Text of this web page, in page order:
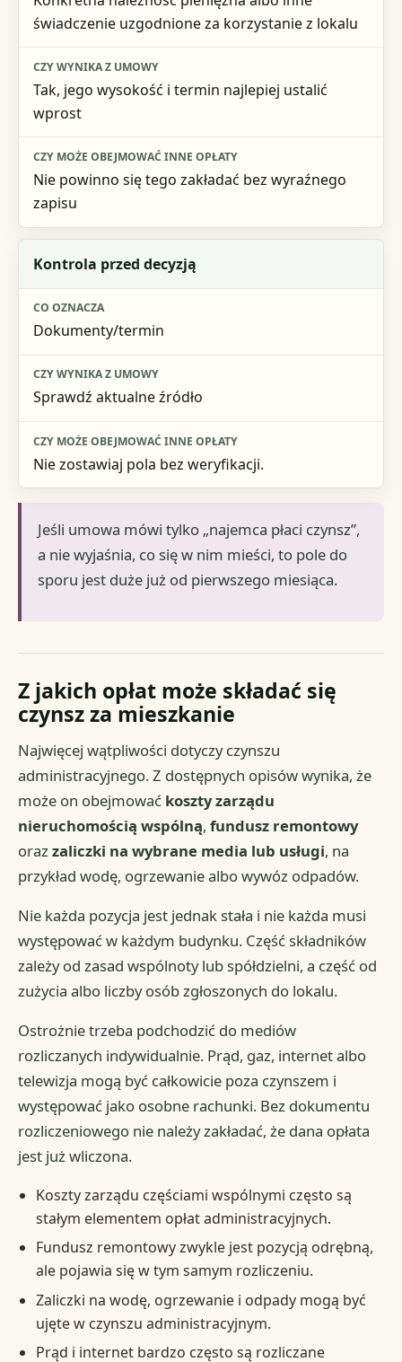
świadczenie uzgodnione za korzystanie z lokalu
Tak, jego wysokość i termin najlepiej ustalić
wprost
Nie powinno się tego zakładać bez wyraźnego
zapisu
Kontrola przed decyzją
Dokumenty/termin
Sprawdź aktualne źródło
Nie zostawiaj pola bez weryfikacji.
Jeśli umowa mówi tylko „najemca płaci czynsz”,
a nie wyjaśnia, co się w nim mieści, to pole do
sporu jest duże już od pierwszego miesiąca.
Z jakich opłat może składać się
czynsz za mieszkanie
Najwięcej wątpliwości dotyczy czynszu
administracyjnego. Z dostępnych opisów wynika, że
może on obejmować koszty zarządu
nieruchomością wspólną,fundusz remontowy
orazzaliczki na wybrane media lub usługi, na
przykład wodę, ogrzewanie albo wywóz odpadów.
Nie każda pozycja jest jednak stała i nie każda musi
występować w każdym budynku. Część składników
zależy od zasad wspólnoty lub spółdzielni, a część od
zużycia albo liczby osób zgłoszonych do lokalu.
Ostrożnie trzeba podchodzić do mediów
rozliczanych indywidualnie. Prąd, gaz, internet albo
telewizja mogą być całkowicie poza czynszem i
występować jako osobne rachunki. Bez dokumentu
rozliczeniowego nie należy zakładać, że dana opłata
jest już wliczona.
Koszty zarządu częściami wspólnymi często są
stałym elementem opłat administracyjnych.
Fundusz remontowy zwykle jest pozycją odrębną,
ale pojawia się w tym samym rozliczeniu.
Zaliczki na wodę, ogrzewanie i odpady mogą być
ujęte w czynszu administracyjnym.
Prąd i internet bardzo często są rozliczane